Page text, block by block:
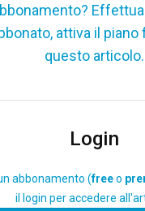
attiva il
questo articolo.
Login
abbonamento (freeo
il login per accedere